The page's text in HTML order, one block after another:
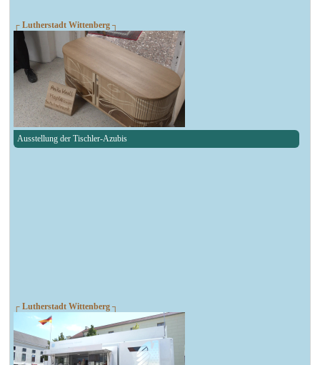
┌ Lutherstadt Wittenberg ┐
Ausstellung der Tischler-Azubis
┌ Lutherstadt Wittenberg ┐